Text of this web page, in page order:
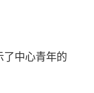
了中心青年的